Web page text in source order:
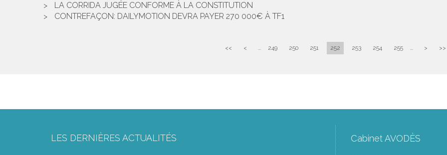
LA CORRIDA JUGÉE CONFORME À LA CONSTITUTION
CONTREFAÇON: DAILYMOTION DEVRA PAYER 270 000€ À TF1
<< < ... 249 250 251 252 253 254 255 ... > >>
LES DERNIÈRES ACTUALITÉS
Cabinet AVODÈS